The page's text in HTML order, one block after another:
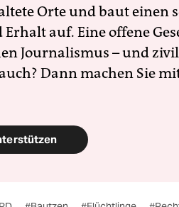
Orte und baut einen
Erhalt auf. Eine offene
Journalismus – und
Dann machen Sie